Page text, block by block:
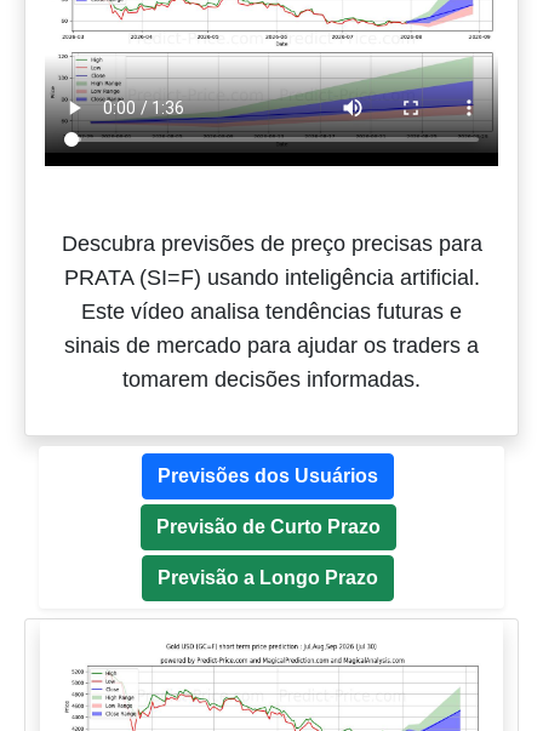
Descubra previsões de preço precisas para
PRATA (SI=F) usando inteligência artificial.
Este vídeo analisa tendências futuras e
sinais de mercado para ajudar os traders a
tomarem decisões informadas.
Previsões dos Usuários
Previsão de Curto Prazo
Previsão a Longo Prazo